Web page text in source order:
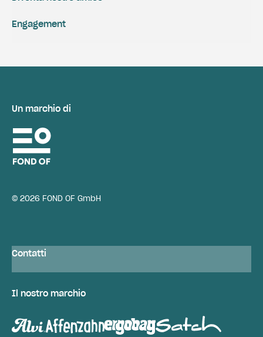
Engagement
Un marchio di
© 2026 FOND OF GmbH
Contatti
Il nostro marchio